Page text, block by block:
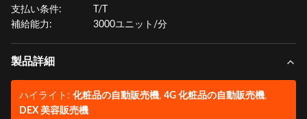
支払い条件:
T/T
補給能力:
3000ユニット/分
製品詳細
ハイライト: 化粧品の自動販売機, 4G 化粧品の自動販売機,
DEX 美容販売機